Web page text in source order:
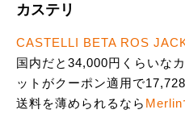
カステリ
CASTELLI BETA ROS
国内だと34,000円くらいな
ットがクーポン適用で
送料を薄められるなら Merlin